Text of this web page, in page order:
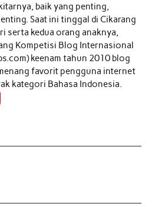
baik yang penting,
Saat ini tinggal di Cikarang
serta kedua orang anaknya,
Kompetisi Blog Internasional
keenam tahun 2010 blog
favorit pengguna internet
kategori Bahasa Indonesia.